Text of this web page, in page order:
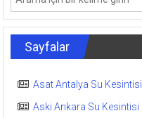
Sayfalar
Asat Antalya Su Kesintisi
Aski Ankara Su Kesintisi